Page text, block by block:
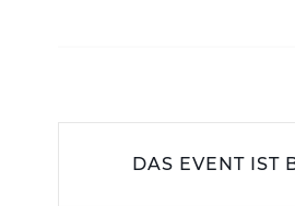
DAS EVENT IST